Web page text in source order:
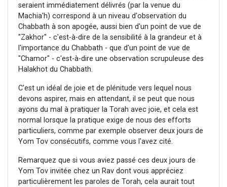
seraient immédiatement délivrés (par la venue du
Machia'h) correspond à un niveau d'observation du
Chabbath à son apogée, aussi bien d'un point de vue de
"Zakhor" - c'est-à-dire de la sensibilité à la grandeur et à
l'importance du Chabbath - que d'un point de vue de
"Chamor" - c'est-à-dire une observation scrupuleuse des
Halakhot du Chabbath.
C'est un idéal de joie et de plénitude vers lequel nous
devons aspirer, mais en attendant, il se peut que nous
ayons du mal à pratiquer la Torah avec joie, et cela est
normal lorsque la pratique exige de nous des efforts
particuliers, comme par exemple observer deux jours de
Yom Tov consécutifs, comme vous l'avez cité.
Remarquez que si vous aviez passé ces deux jours de
Yom Tov invitée chez un Rav dont vous appréciez
particulièrement les paroles de Torah, cela aurait tout